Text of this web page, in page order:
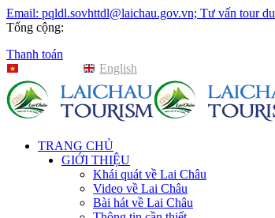
Email: pqldl.sovhttdl@laichau.gov.vn; Tư vấn tour
Tổng cộng:
Thanh toán
English
TRANG CHỦ
GIỚI THIỆU
Khái quát về Lai Châu
Video về Lai Châu
Bài hát về Lai Châu